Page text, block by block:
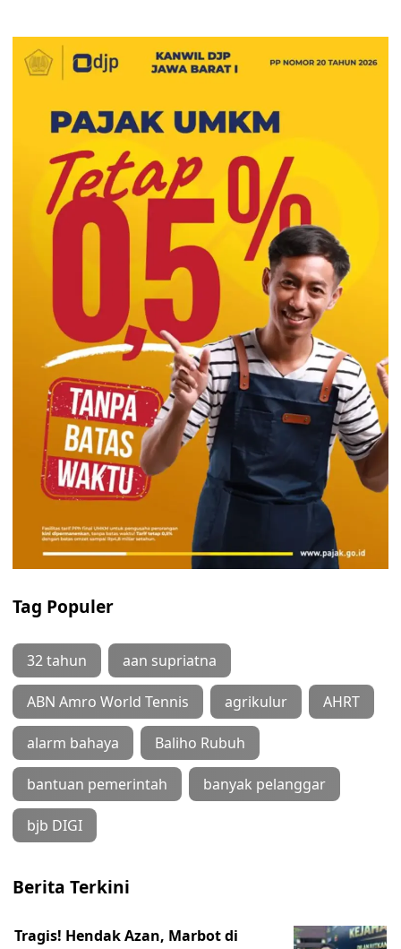
Tag Populer
32 tahun aan supriatna
ABN Amro World Tennis agrikulur AHRT
alarm bahaya Baliho Rubuh
bantuan pemerintah banyak pelanggar
bjb DIGI
Berita Terkini
Tragis! Hendak Azan, Marbot di